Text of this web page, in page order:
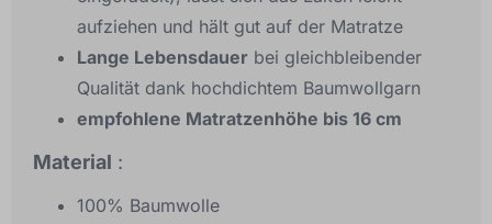
aufziehen und hält gut auf der Matratze
Lange Lebensdauer bei gleichbleibender
Qualität dank hochdichtem Baumwollgarn
empfohlene Matratzenhöhe bis 16 cm
Material :
100% Baumwolle